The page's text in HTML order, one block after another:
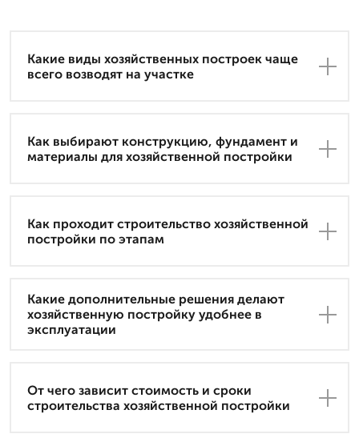
Какие виды хозяйственных построек чаще
всего возводят на участке
Как выбирают конструкцию, фундамент и
материалы для хозяйственной постройки
Как проходит строительство хозяйственной
постройки по этапам
Какие дополнительные решения делают
хозяйственную постройку удобнее в
эксплуатации
От чего зависит стоимость и сроки
строительства хозяйственной постройки